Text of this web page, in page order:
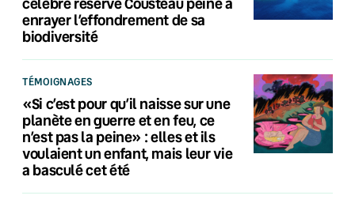
enrayer l’effondrement de sa
biodiversité
TÉMOIGNAGES
«Si c’est pour qu’il naisse sur une
planète en guerre et en feu, ce
n’est pas la peine» : elles et ils
voulaient un enfant, mais leur vie
a basculé cet été